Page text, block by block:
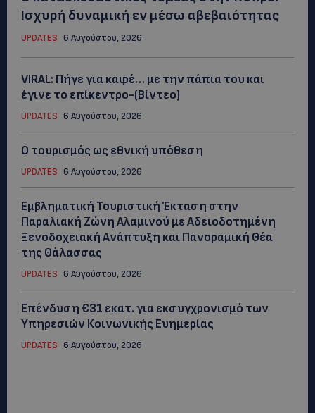
Ισχυρή δυναμική εν μέσω αβεβαιότητας
UPDATES 6 Αυγούστου, 2026
VIRAL: Πήγε για καφέ… με την πάπια του και
έγινε το επίκεντρο-(Βίντεο)
UPDATES 6 Αυγούστου, 2026
Ο τουρισμός ως εθνική υπόθεση
UPDATES 6 Αυγούστου, 2026
Εμβληματική Τουριστική Έκταση στην
Παραλιακή Ζώνη Αλαμινού με Αδειοδοτημένη
Ξενοδοχειακή Ανάπτυξη και Πανοραμική Θέα
της Θάλασσας
UPDATES 6 Αυγούστου, 2026
Επένδυση €31 εκατ. για εκσυγχρονισμό των
Υπηρεσιών Κοινωνικής Ευημερίας
UPDATES 6 Αυγούστου, 2026